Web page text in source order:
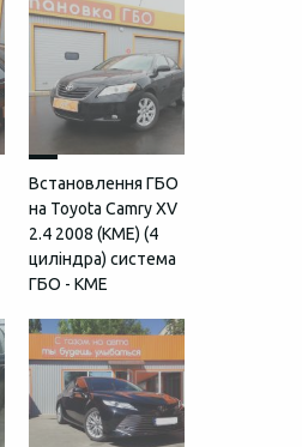
Встановлення ГБО
на Toyota Camry XV
2.4 2008 (КМЕ) (4
циліндра) система
ГБО - KME